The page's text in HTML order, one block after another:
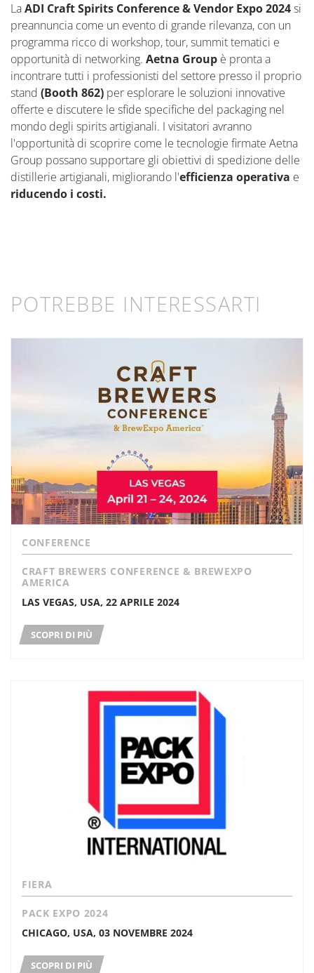
LaADI Craft Spirits Conference & Vendor Expo 2024si
preannuncia come un evento di grande rilevanza, con un
programma ricco di workshop, tour, summit tematici e
opportunità di networking. Aetna Group è pronta a
incontrare tutti i professionisti del settore presso il proprio
stand (Booth 862) per esplorare le soluzioni innovative
offerte e discutere le sfide specifiche del packaging nel
mondo degli spirits artigianali. I visitatori avranno
l'opportunità di scoprire come le tecnologie firmate Aetna
Group possano supportare gli obiettivi di spedizione delle
distillerie artigianali, migliorando l'efficienza operativa e
riducendo i costi.
POTREBBE INTERESSARTI
CONFERENCE
CRAFT BREWERS CONFERENCE & BREWEXPO
AMERICA
LAS VEGAS, USA, 22 APRILE 2024
SCOPRI DI PIÙ
FIERA
PACK EXPO 2024
CHICAGO, USA, 03 NOVEMBRE 2024
SCOPRI DI PIÙ